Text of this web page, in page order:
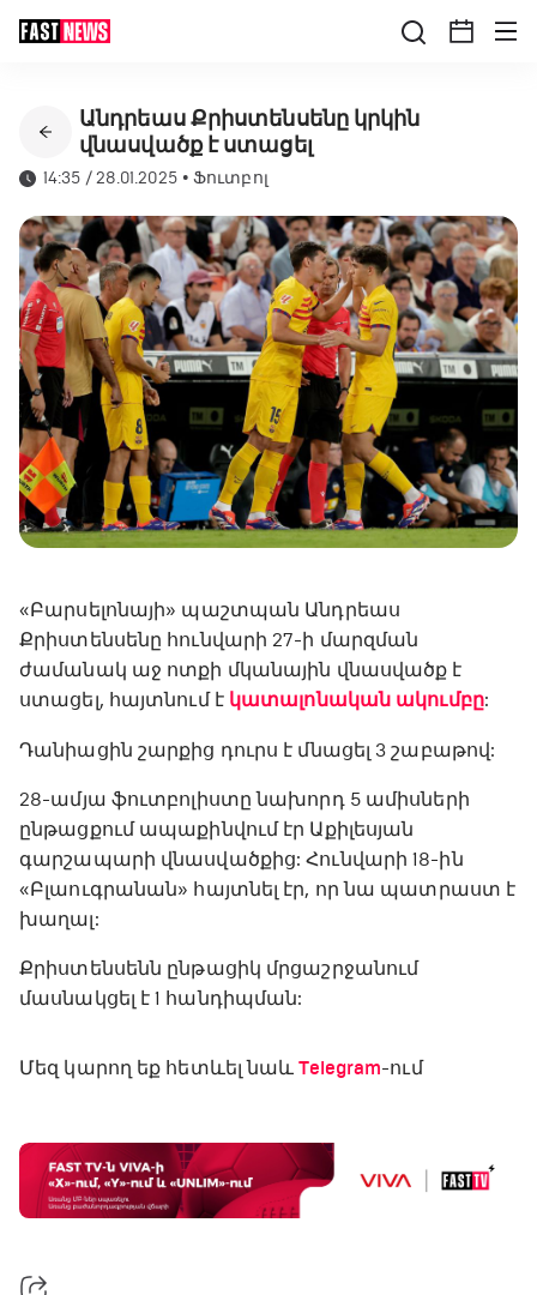
Անդրեաս Քրիստենսենը կրկին
վնասվածք է ստացել
14:35 / 28.01.2025 •Ֆուտբոլ
«Բարսելոնայի» պաշտպան Անդրեաս
Քրիստենսենը հունվարի 27-ի մարզման
ժամանակ աջ ոտքի մկանային վնասվածք է
ստացել, հայտնում է կատալոնական ակումբը:
Դանիացին շարքից դուրս է մնացել 3 շաբաթով:
28-ամյա ֆուտբոլիստը նախորդ 5 ամիսների
ընթացքում ապաքինվում էր Աքիլեսյան
գարշապարի վնասվածքից: Հունվարի 18-ին
«Բլաուգրանան» հայտնել էր, որ նա պատրաստ է
խաղալ:
Քրիստենսենն ընթացիկ մրցաշրջանում
մասնակցել է 1 հանդիպման:
Մեզ կարող եք հետևել նաև Telegram-ում